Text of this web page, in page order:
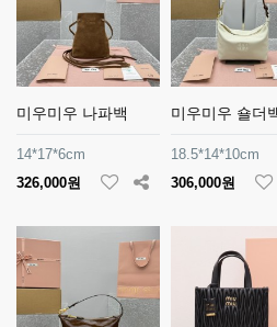
미우미우 나파백
14*17*6cm
326,000원
미우미우 숄더
18.5*14*10cm
306,000원